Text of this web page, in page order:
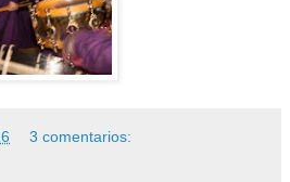
3 comentarios: